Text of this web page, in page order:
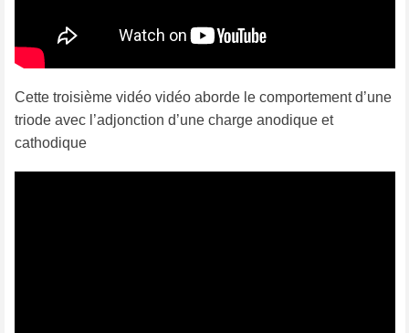
Cette troisième vidéo vidéo aborde le comportement d’une
triode avec l’adjonction d’une charge anodique et
cathodique